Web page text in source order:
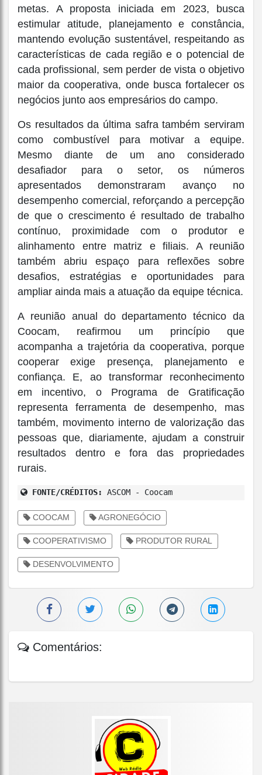
metas. A proposta iniciada em 2023, busca
estimular atitude, planejamento e constância,
mantendo evolução sustentável, respeitando as
características de cada região e o potencial de
cada profissional, sem perder de vista o objetivo
maior da cooperativa, onde busca fortalecer os
negócios junto aos empresários do campo.
Os resultados da última safra também serviram
como combustível para motivar a equipe.
Mesmo diante de um ano considerado
desafiador para o setor, os números
apresentados demonstraram avanço no
desempenho comercial, reforçando a percepção
de que o crescimento é resultado de trabalho
contínuo, proximidade com o produtor e
alinhamento entre matriz e filiais. A reunião
também abriu espaço para reflexões sobre
desafios, estratégias e oportunidades para
ampliar ainda mais a atuação da equipe técnica.
A reunião anual do departamento técnico da
Coocam, reafirmou um princípio que
acompanha a trajetória da cooperativa, porque
cooperar exige presença, planejamento e
confiança. E, ao transformar reconhecimento
em incentivo, o Programa de Gratificação
representa ferramenta de desempenho, mas
também, movimento interno de valorização das
pessoas que, diariamente, ajudam a construir
resultados dentro e fora das propriedades
rurais.
FONTE/CRÉDITOS: ASCOM - Coocam
COOCAM AGRONEGÓCIO
COOPERATIVISMO PRODUTOR RURAL
DESENVOLVIMENTO
Comentários: